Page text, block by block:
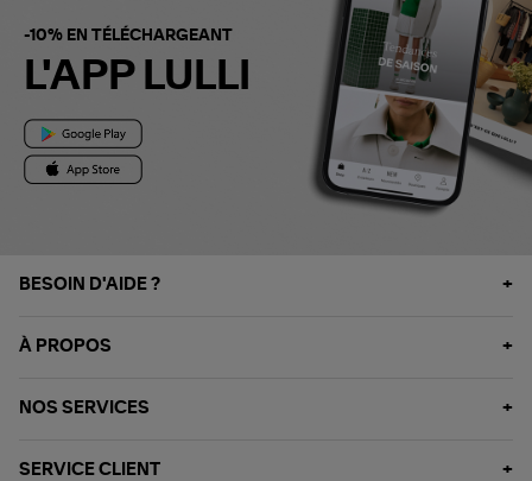
-10% EN TÉLÉCHARGEANT
L'APP LULLI
BESOIN D'AIDE ?
À PROPOS
NOS SERVICES
SERVICE CLIENT